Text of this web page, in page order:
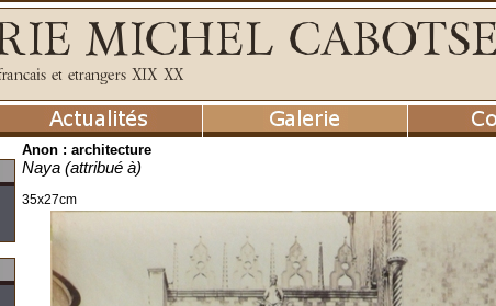
Anon : architecture
Naya (attribué à)
35x27cm